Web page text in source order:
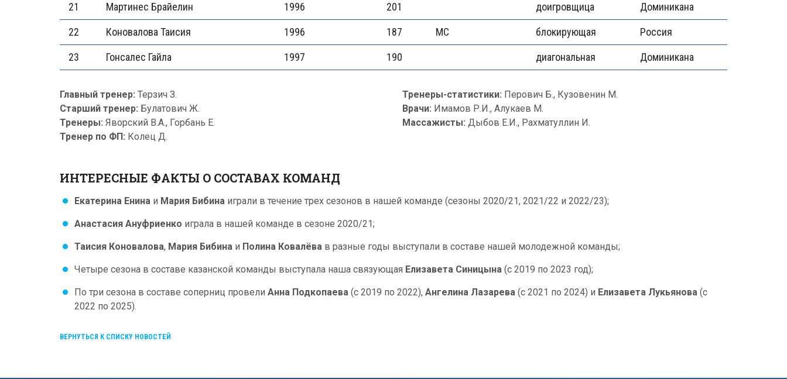
21 Мартинес Брайелин 1996 201 доигровщица Доминикана
22 Коновалова Таисия 1996 187 МС блокирующая Россия
23 Гонсалес Гайла 1997 190 диагональная Доминикана
Главный тренер: Терзич З.
Старший тренер: Булатович Ж.
Тренеры: Яворский В.А., Горбань Е.
Тренер по ФП: Колец Д.
Тренеры-статистики: Перович Б., Кузовенин М.
Врачи: Имамов Р.И., Алукаев М.
Массажисты: Дыбов Е.И., Рахматуллин И.
ИНТЕРЕСНЫЕ ФАКТЫ О СОСТАВАХ КОМАНД
Екатерина Енина и Мария Бибина играли в течение трех сезонов в нашей команде (сезоны 2020/21, 2021/22 и 2022/23);
Анастасия Ануфриенко играла в нашей команде в сезоне 2020/21;
Таисия Коновалова, Мария Бибина и Полина Ковалёва в разные годы выступали в составе нашей молодежной команды;
Четыре сезона в составе казанской команды выступала наша связующая Елизавета Синицына (с 2019 по 2023 год);
По три сезона в составе соперниц провели Анна Подкопаева (с 2019 по 2022), Ангелина Лазарева (с 2021 по 2024) и Елизавета Лукьянова (с
2022 по 2025).
ВЕРНУТЬСЯ К СПИСКУ НОВОСТЕЙ